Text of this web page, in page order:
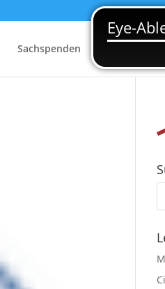
Sachspenden